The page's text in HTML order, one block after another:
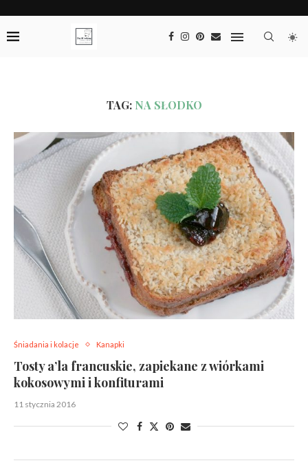
TAG: NA SŁODKO
Śniadania i kolacje Kanapki
Tosty a’la francuskie, zapiekane z wiórkami
kokosowymi i konfiturami
11 stycznia 2016